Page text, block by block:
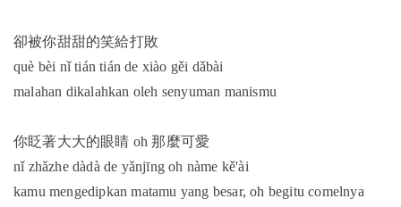
卻被你甜甜的笑給打敗
què bèi nǐ tián tián de xiào gěi dǎbài
malahan dikalahkan oleh senyuman manismu
你眨著大大的眼睛 oh 那麼可愛
nǐ zhǎzhe dàdà de yǎnjīng oh nàme kě'ài
kamu mengedipkan matamu yang besar, oh begitu comelnya